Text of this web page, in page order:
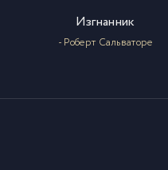
Изгнанник
- Роберт Сальваторе